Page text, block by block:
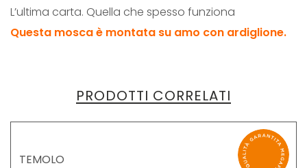
L’ultima carta. Quella che spesso funziona
Questa mosca è montata su amo con ardiglione.
PRODOTTI CORRELATI
TEMOLO